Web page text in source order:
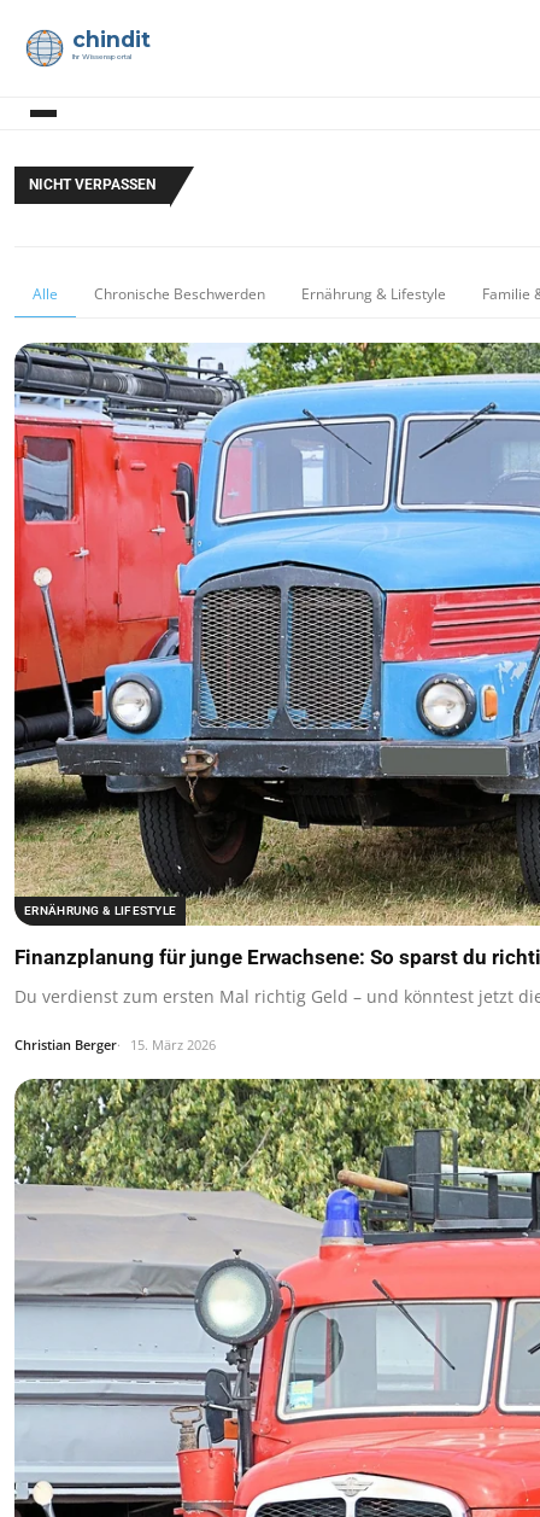
chindit
Ihr Wissensportal
NICHT VERPASSEN
Alle Chronische Beschwerden Ernährung & Lifestyle Familie
ERNÄHRUNG & LIFESTYLE
Finanzplanung für junge Erwachsene: So sparst du
Du verdienst zum ersten Mal richtig Geld – und könntest jetzt
Christian Berger 15. März 2026